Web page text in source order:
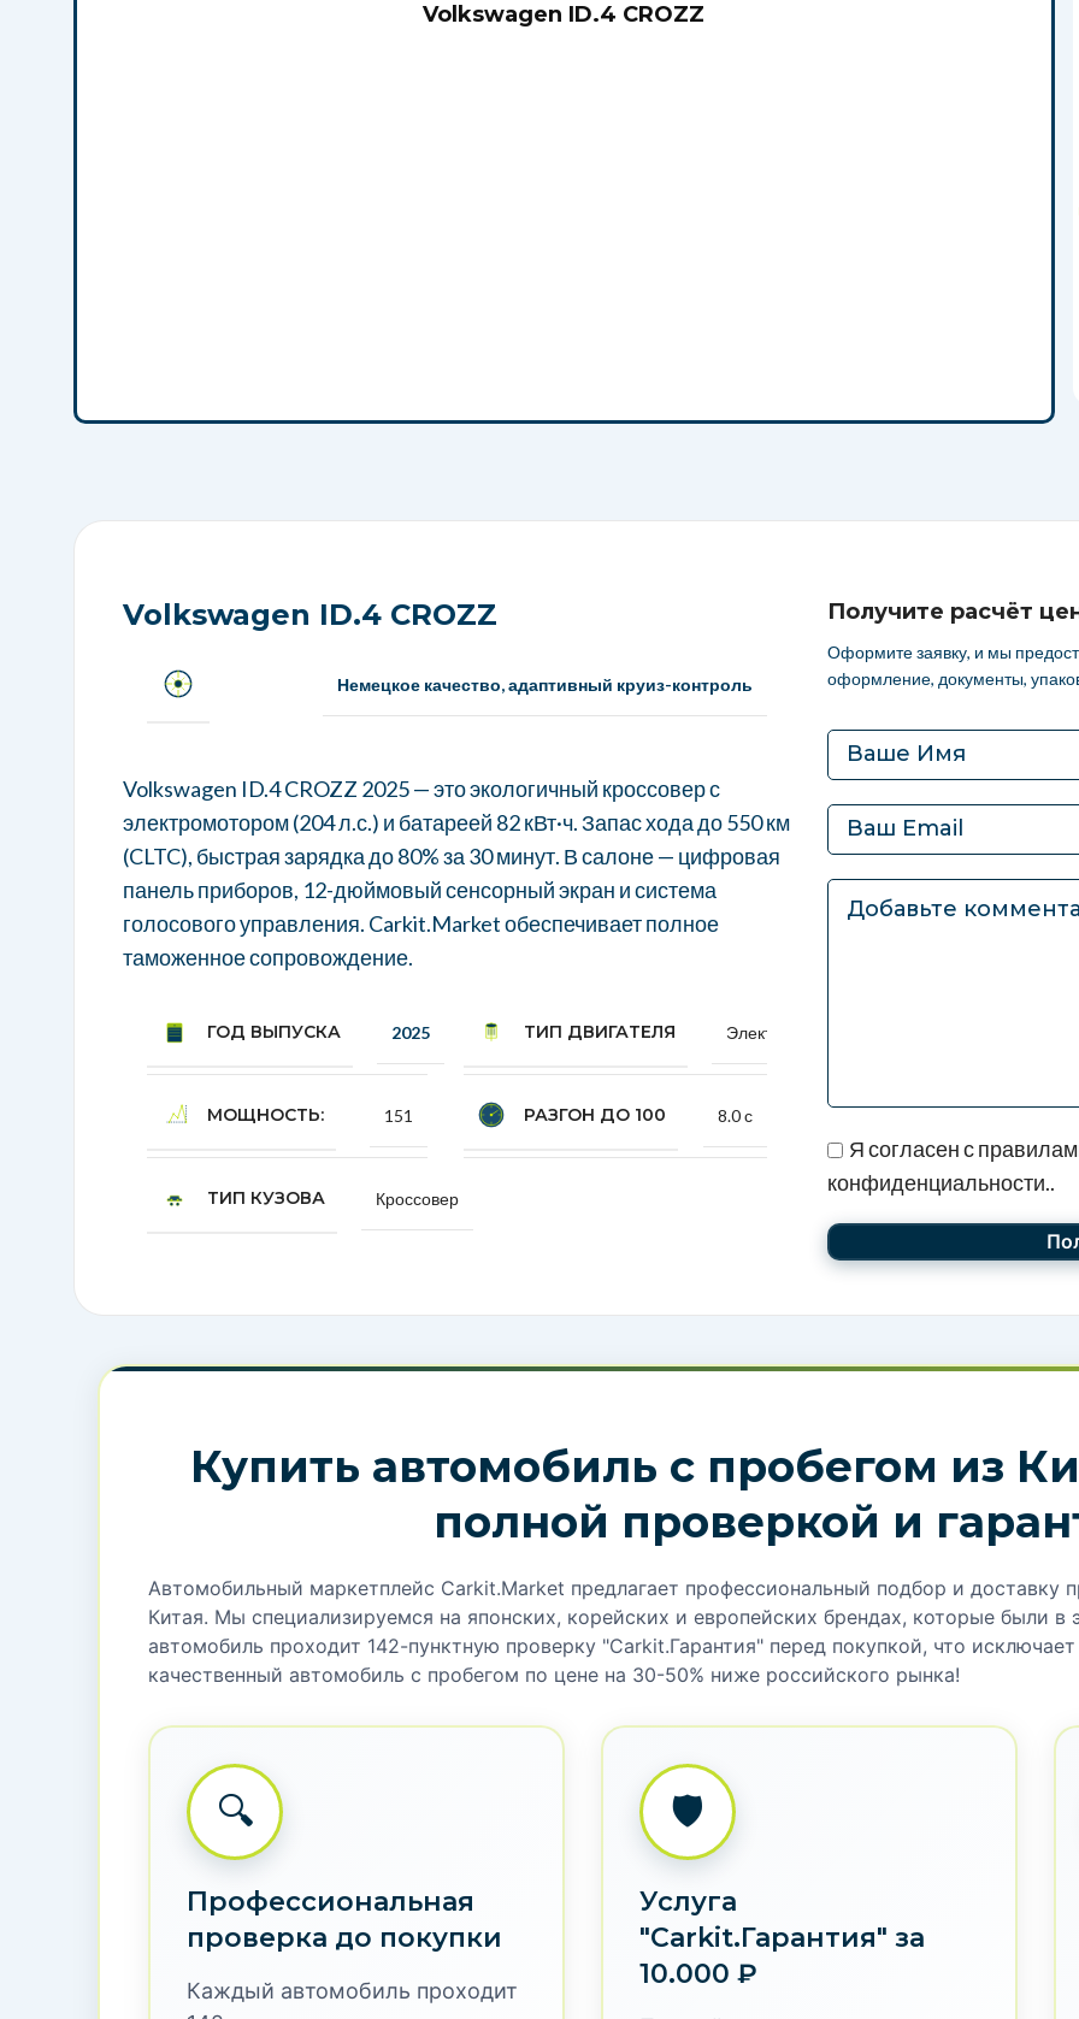
Volkswagen ID.4 CROZZ
Volkswagen ID.4 CROZZ
Немецкое качество, адаптивный круиз-контроль
Volkswagen ID.4 CROZZ 2025 — это экологичный кроссовер с
электромотором (204 л.с.) и батареей 82 кВт·ч. Запас хода до 550 км
(CLTC), быстрая зарядка до 80% за 30 минут. В салоне — цифровая
панель приборов, 12-дюймовый сенсорный экран и система
голосового управления. Carkit.Market обеспечивает полное
таможенное сопровождение.
ГОД ВЫПУСКА 2025 ТИП ДВИГАТЕЛЯ Электрический
МОЩНОСТЬ: 151 РАЗГОН ДО 100 8.0 с
ТИП КУЗОВА Кроссовер
Получите расчёт
Оформите заявку, и мы
оформление, документы,
Я согласен с
конфиденциальности..
Купить автомобиль с пробегом из
полной проверкой и
Автомобильный маркетплейс Carkit.Market предлагает профессиональный подбор и доставку
Китая. Мы специализируемся на японских, корейских и европейских брендах, которые были в
автомобиль проходит 142-пунктную проверку "Carkit.Гарантия" перед покупкой, что
качественный автомобиль с пробегом по цене на 30-50% ниже российского рынка!
🔍
Профессиональная
проверка до покупки
Каждый автомобиль проходит
🛡️
Услуга
"Carkit.Гарантия" за
10.000 ₽